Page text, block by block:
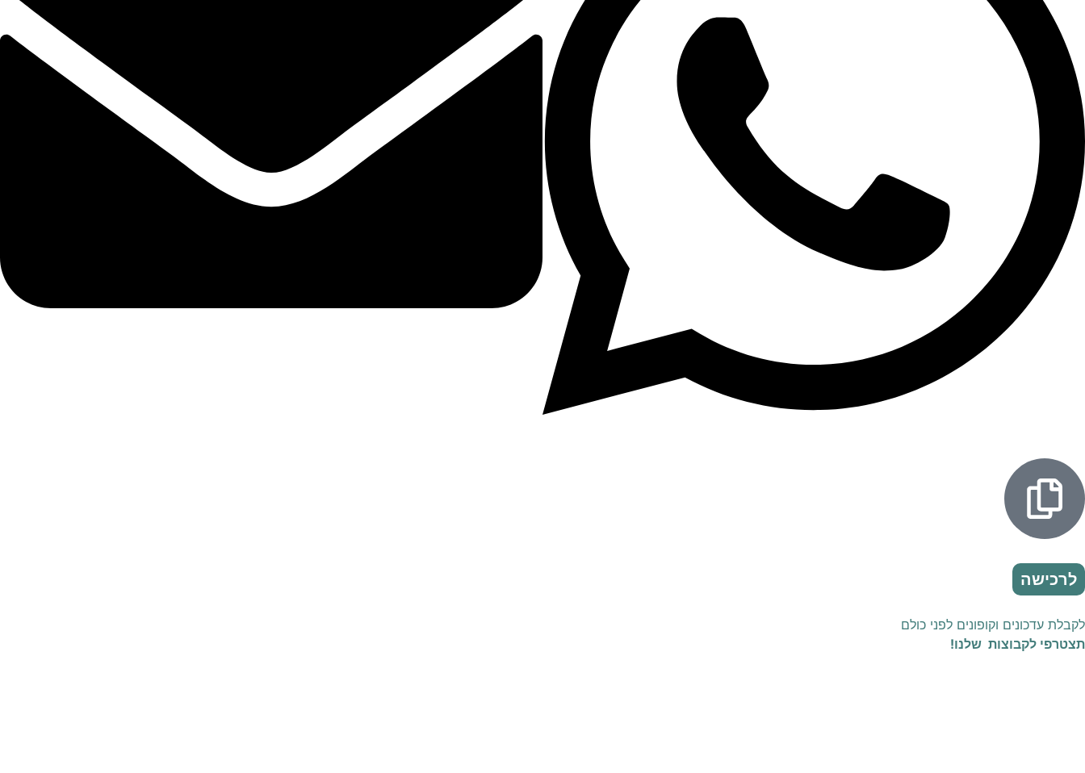
לרכישה
לקבלת עדכונים וקופונים לפני כולם
תצטרפי לקבוצות שלנו!